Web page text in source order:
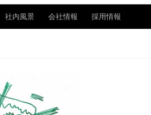
社内風景 会社情報 採用情報